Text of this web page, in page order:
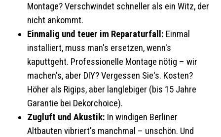
Montage? Verschwindet schneller als ein Witz, der
nicht ankommt.
Einmalig und teuer im Reparaturfall: Einmal
installiert, muss man's ersetzen, wenn's
kaputtgeht. Professionelle Montage nötig – wir
machen's, aber DIY? Vergessen Sie's. Kosten?
Höher als Rigips, aber langlebiger (bis 15 Jahre
Garantie bei Dekorchoice).
Zugluft und Akustik: In windigen Berliner
Altbauten vibriert's manchmal – unschön. Und